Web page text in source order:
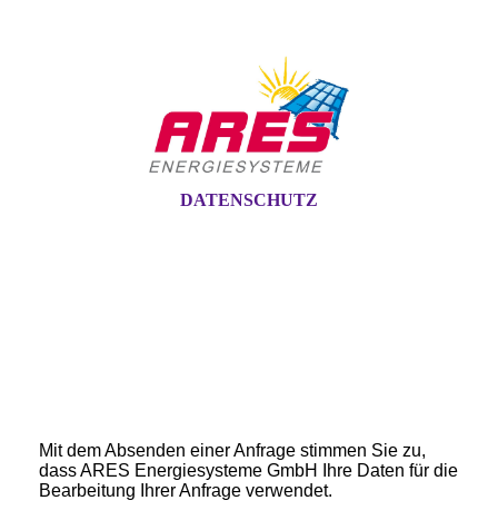
DATENSCHUTZ
Mit dem Absenden einer Anfrage stimmen Sie zu,
dass ARES Energiesysteme GmbH Ihre Daten für die
Bearbeitung Ihrer Anfrage verwendet.